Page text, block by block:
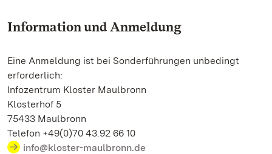
Information und Anmeldung
Eine Anmeldung ist bei Sonderführungen unbedingt
erforderlich:
Infozentrum Kloster Maulbronn
Klosterhof 5
75433 Maulbronn
Telefon +49(0)70 43.92 66 10
info@kloster-maulbronn.de